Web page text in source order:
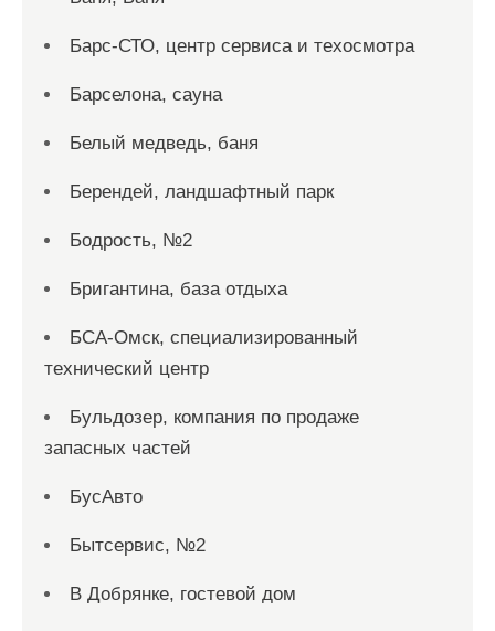
Барс-СТО, центр сервиса и техосмотра
Барселона, сауна
Белый медведь, баня
Берендей, ландшафтный парк
Бодрость, №2
Бригантина, база отдыха
БСА-Омск, специализированный
технический центр
Бульдозер, компания по продаже
запасных частей
БусАвто
Бытсервис, №2
В Добрянке, гостевой дом